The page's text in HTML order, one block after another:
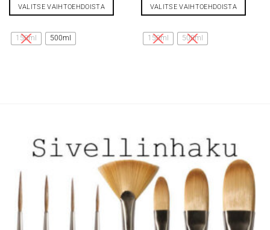
VALITSE VAIHTOEHDOISTA
tuotteella
on
150ml 500ml
VALITSE VAIHTOEHDOISTA
tuotteella
on
150ml 500ml